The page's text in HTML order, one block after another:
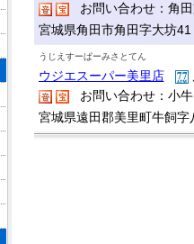
お問い合わせ：角
宮城県角田市角田字大坊
うじえすーぱーみさとてん
ウジエスーパー美里店
お問い合わせ：小
宮城県遠田郡美里町牛飼